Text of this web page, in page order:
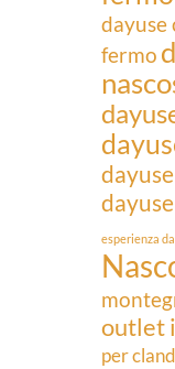
dayuse
fermo
esperienza
outlet
per